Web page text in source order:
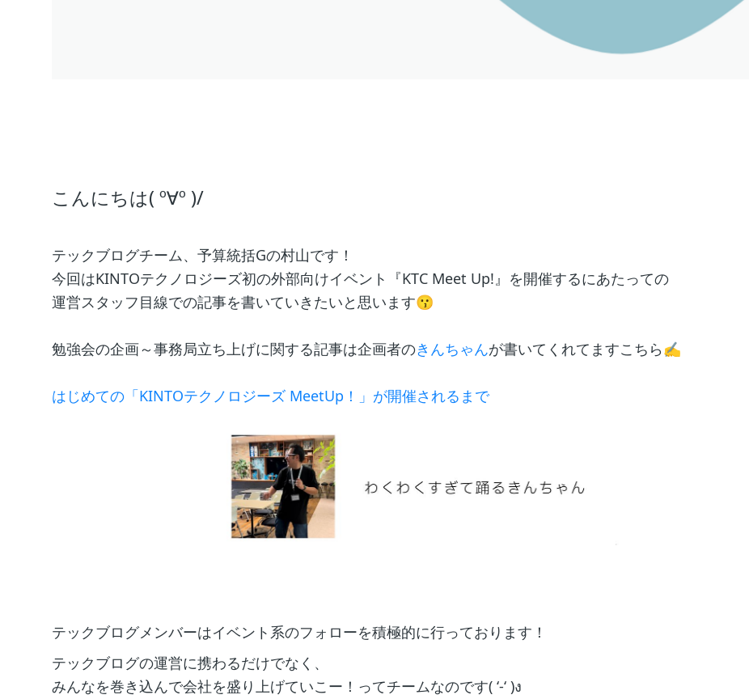
こんにちは( º∀º )/
テックブログチーム、予算統括Gの村山です！
今回はKINTOテクノロジーズ初の外部向けイベント『KTC Meet Up!』を開催するにあたっての
運営スタッフ目線での記事を書いていきたいと思います😗
勉強会の企画～事務局立ち上げに関する記事は企画者のきんちゃんが書いてくれてますこちら✍️
はじめての「KINTOテクノロジーズ MeetUp！」が開催されるまで
テックブログメンバーはイベント系のフォローを積極的に行っております！
テックブログの運営に携わるだけでなく、
みんなを巻き込んで会社を盛り上げていこー！ってチームなのです( ‘-‘ )ง